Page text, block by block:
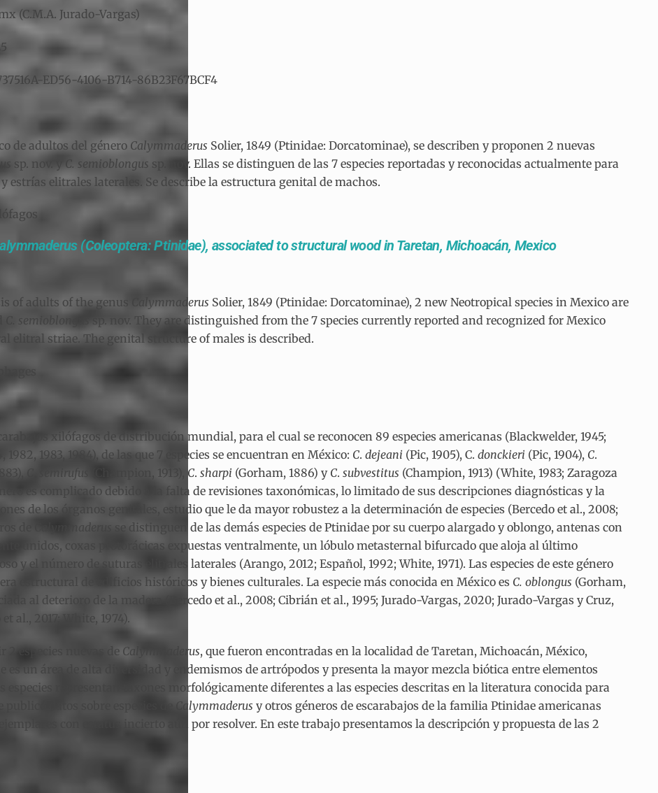
(C.M.A. Jurado-Vargas)
ED56-4106-B714-86B23F67BCF4
de adultos del género Calymmaderus Solier, 1849 (Ptinidae: Dorcatominae), se describen y proponen 2 nuevas
sp. nov. y C. semioblongus sp. nov. Ellas se distinguen de las 7 especies reportadas y reconocidas actualmente para
estrías elitrales laterales. Se describe la estructura genital de machos.
(Coleoptera: Ptinidae), associated to structural wood in Taretan, Michoacán, Mexico
of adults of the genus Calymmaderus Solier, 1849 (Ptinidae: Dorcatominae), 2 new Neotropical species in Mexico are
C. semioblongus
sp. nov. They are distinguished from the 7 species currently reported and recognized for Mexico
elitral striae. The genital structure of males is described.
xilófagos de distribución mundial, para el cual se reconocen 89 especies americanas (Blackwelder, 1945;
1983, 1984), de las que 7 especies se encuentran en México: C. dejeani (Pic, 1905), C. donckieri (Pic, 1904), C.
semirufus (Champion, 1913), C. sharpi (Gorham, 1886) y C. subvestitus (Champion, 1913) (White, 1983; Zaragoza
es complicado debido a la falta de revisiones taxonómicas, lo limitado de sus descripciones diagnósticas y la
de los órganos genitales, estudio que le da mayor robustez a la determinación de especies (Bercedo et al., 2008;
de
Calymmaderus
se distinguen de las demás especies de Ptinidae por su cuerpo alargado y oblongo, antenas con
unidos, coxas protorácicas expuestas ventralmente, un lóbulo metasternal bifurcado que aloja al último
y el número de suturas elitrales laterales (Arango, 2012; Español, 1992; White, 1971). Las especies de este género
estructural de edificios históricos y bienes culturales. La especie más conocida en México es C. oblongus (Gorham,
al deterioro de la madera (Bercedo et al., 2008; Cibrián et al., 1995; Jurado-Vargas, 2020; Jurado-Vargas y Cruz,
al., 2017; White, 1974).
2 especies nuevas de Calymmaderus, que fueron encontradas en la localidad de Taretan, Michoacán, México,
es un área de alta diversidad y endemismos de artrópodos y presenta la mayor mezcla biótica entre elementos
especies representan taxones morfológicamente diferentes a las especies descritas en la literatura conocida para
datos sobre especies de
Calymmaderus y otros géneros de escarabajos de la familia Ptinidae americanas
con estatus incierto aún por resolver. En este trabajo presentamos la descripción y propuesta de las 2